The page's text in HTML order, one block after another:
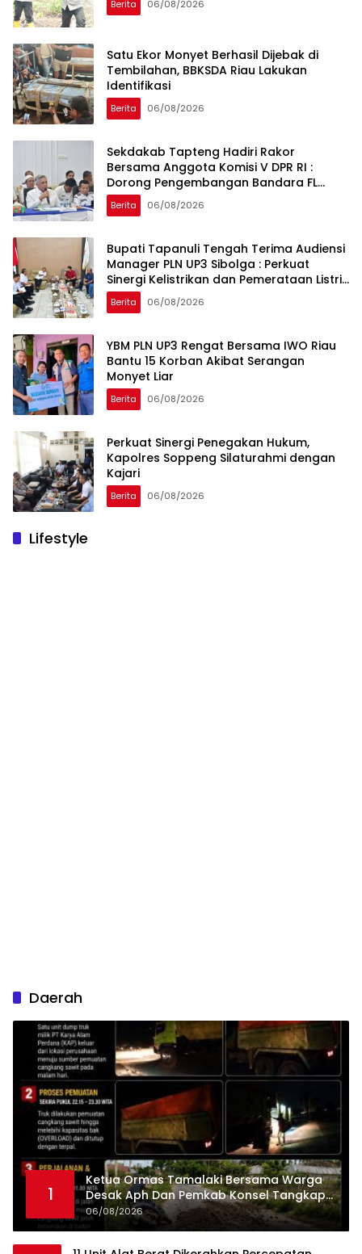
Berita 06/08/2026
Satu Ekor Monyet Berhasil Dijebak di
Tembilahan, BBKSDA Riau Lakukan
Identifikasi
Berita 06/08/2026
Sekdakab Tapteng Hadiri Rakor
Bersama Anggota Komisi V DPR RI :
Dorong Pengembangan Bandara FL
Tobing dan Pelabuhan Sibolga
Berita 06/08/2026
Bupati Tapanuli Tengah Terima Audiensi
Manager PLN UP3 Sibolga : Perkuat
Sinergi Kelistrikan dan Pemerataan Listrik
Desa
Berita 06/08/2026
YBM PLN UP3 Rengat Bersama IWO Riau
Bantu 15 Korban Akibat Serangan
Monyet Liar
Berita 06/08/2026
Perkuat Sinergi Penegakan Hukum,
Kapolres Soppeng Silaturahmi dengan
Kajari
Berita 06/08/2026
Lifestyle
Daerah
1
Ketua Ormas Tamalaki Bersama Warga
Desak Aph Dan Pemkab Konsel Tangkap
Pelaku Angkut Cangkang Sawit Overload,
Truk PT KAP Melintas Jalan Umum
06/08/2026